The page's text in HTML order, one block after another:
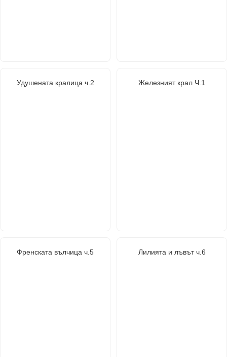
Удушената кралица ч.2 Железният крал Ч.1
Френската вълчица ч.5 Лилията и лъвът ч.6